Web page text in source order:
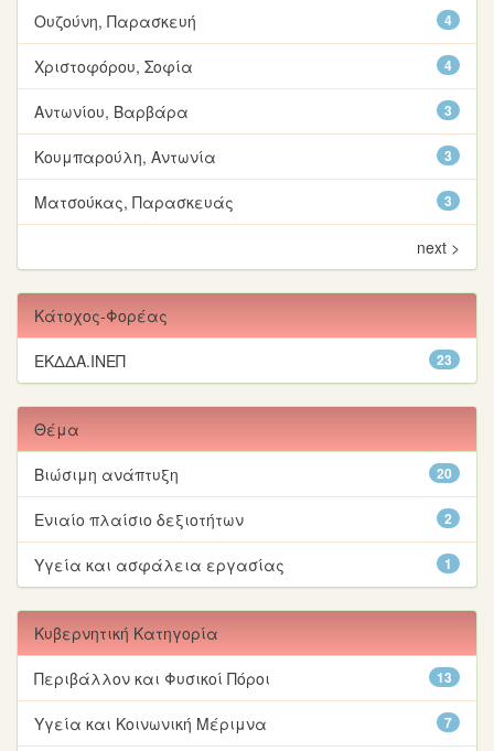
4
Ουζούνη, Παρασκευή
4
Χριστοφόρου, Σοφία
3
Αντωνίου, Βαρβάρα
3
Κουμπαρούλη, Αντωνία
3
Ματσούκας, Παρασκευάς
next >
Κάτοχος-Φορέας
23
ΕΚΔΔΑ.ΙΝΕΠ
Θέμα
20
Βιώσιμη ανάπτυξη
2
Ενιαίο πλαίσιο δεξιοτήτων
1
Υγεία και ασφάλεια εργασίας
Κυβερνητική Κατηγορία
13
Περιβάλλον και Φυσικοί Πόροι
7
Υγεία και Κοινωνική Μέριμνα